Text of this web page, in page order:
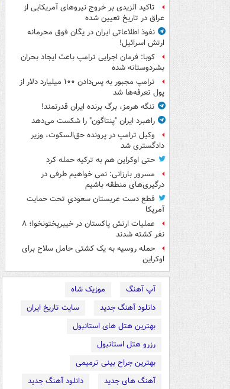
تاکید الزیدی بر خروج نیروهای آمریکایی از
عراق در تاریخ تعیین شده
نفوذ اطلاعاتی ایران در یگان فوق محرمانه
ارتش اسرائیل!
کوبا: فرمان اجرایی ترامپ باعث ایجاد بحران
بشردوستانه شده
ترامپ مجبور به پس‌دادن ۱۰۰ میلیارد دلار از
پول تعرفه‌ها شد
تنگه هرمز، برگ برنده ایران قدرتمند!
راهبرد ایران "پنتاگون" را شکست می‌دهد
وکیل ترامپ در پرونده حق‌السکوت، وزیر
دادگستری شد
حتی اوکراین هم به ترکیه حمله کرد
مسرور بارزانی: نمی خواهیم طرفی در
درگیری‌های منطقه باشیم
قطع دست عربستان سعودیِ تحت حمایت
آمریکا
عملیات ارتش پاکستان در خیبرپختونخوا؛ ۸
نفر کشته شدند
حمله روسیه به یک کشتی حامل سلاح برای
اوکراین
آپ آهنگ
موزیک شاه
دانلود آهنگ جدید
سایت تاریخ ایران
بهترین هتل های استانبول
رزرو هتل استانبول
بهترین جراح بینی ترمیمی
آهنگ های جدید
دانلود آهنگ جدید